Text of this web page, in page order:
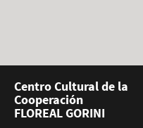
Centro Cultural de la
Cooperación
FLOREAL GORINI